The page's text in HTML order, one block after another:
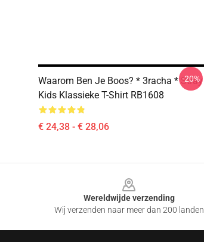
Waarom Ben Je Boos? * 3racha * Stray
Kids Klassieke T-Shirt RB1608
€ 24,38 - € 28,06
-20%
Wereldwijde verzending
Wij verzenden naar meer dan 200 landen